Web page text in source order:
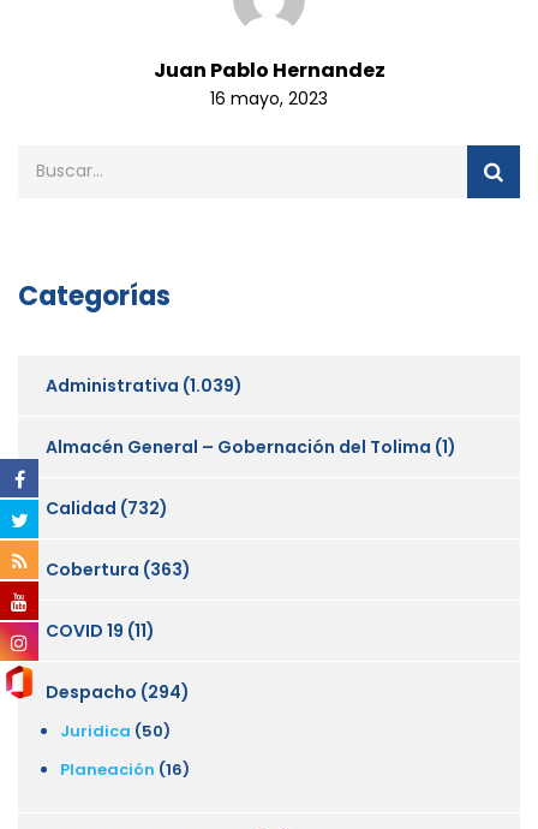
Juan Pablo Hernandez
16 mayo, 2023
Categorías
Administrativa (1.039)
Almacén General – Gobernación del Tolima (1)
Calidad (732)
Cobertura (363)
COVID 19 (11)
Despacho (294)
Juridica (50)
Planeación (16)